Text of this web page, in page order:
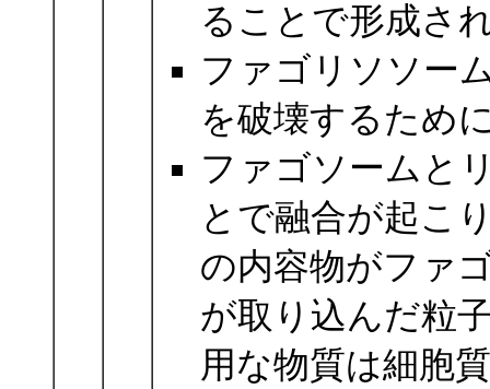
ることで形成さ
ファゴリソソー
を破壊するため
ファゴソームと
とで融合が起こ
の内容物がファ
が取り込んだ粒
用な物質は細胞